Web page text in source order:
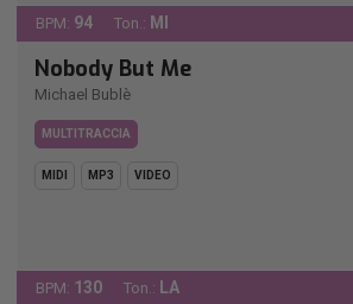
BPM: 94 Ton.: MI
Nobody But Me
Michael Bublè
MULTITRACCIA
MIDI MP3 VIDEO
BPM: 130 Ton.: LA